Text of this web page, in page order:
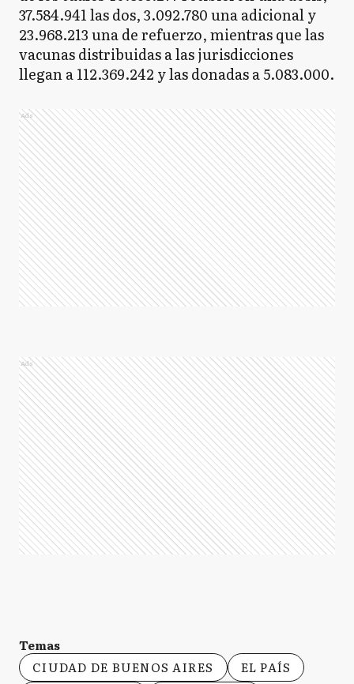
37.584.941 las dos, 3.092.780 una adicional y
23.968.213 una de refuerzo, mientras que las
vacunas distribuidas a las jurisdicciones
llegan a 112.369.242 y las donadas a 5.083.000.
Ads
Ads
Temas
CIUDAD DE BUENOS AIRES
EL PAÍS